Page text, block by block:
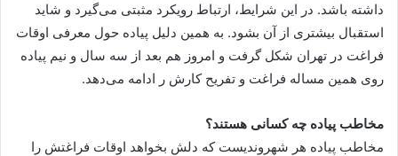
داشته باشد. در این شرایط، ارتباط رویکرد مثبتی می‌گیرد و شاید
استقبال بیشتری از آن بشود. به همین دلیل پیاده حول معرفی اوقات
فراغت در تهران شکل گرفت و امروز هم بعد از سه سال و نیم پیاده
روی همین مساله فراغت و تفریح کارش ر ادامه می‌دهد.
مخاطب پیاده چه کسانی هستند؟
مخاطب پیاده هر شهروندیست که دلش بخواهد اوقات فراغتش را